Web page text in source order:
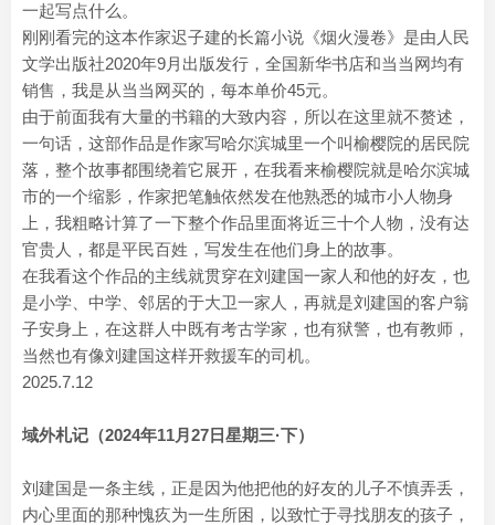
一起写点什么。
刚刚看完的这本作家迟子建的长篇小说《烟火漫卷》是由人民
文学出版社2020年9月出版发行，全国新华书店和当当网均有
销售，我是从当当网买的，每本单价45元。
由于前面我有大量的书籍的大致内容，所以在这里就不赘述，
一句话，这部作品是作家写哈尔滨城里一个叫榆樱院的居民院
落，整个故事都围绕着它展开，在我看来榆樱院就是哈尔滨城
市的一个缩影，作家把笔触依然发在他熟悉的城市小人物身
上，我粗略计算了一下整个作品里面将近三十个人物，没有达
官贵人，都是平民百姓，写发生在他们身上的故事。
在我看这个作品的主线就贯穿在刘建国一家人和他的好友，也
是小学、中学、邻居的于大卫一家人，再就是刘建国的客户翁
子安身上，在这群人中既有考古学家，也有狱警，也有教师，
当然也有像刘建国这样开救援车的司机。
2025.7.12
域外札记（2024年11月27日星期三·下）
刘建国是一条主线，正是因为他把他的好友的儿子不慎弄丢，
内心里面的那种愧疚为一生所困，以致忙于寻找朋友的孩子，